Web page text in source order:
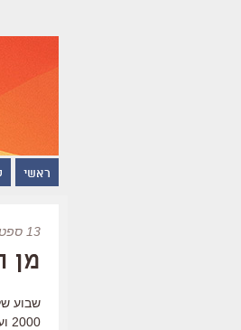
ראשי
13 ספטמבר 2008 | 11:11
מן
2000 ועד היום. והיום: 2002, השנה של "כנפיים שבורות".